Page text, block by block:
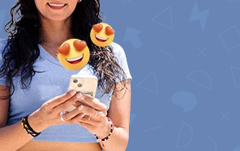
No se ha creado una contraseña
y una minúscula